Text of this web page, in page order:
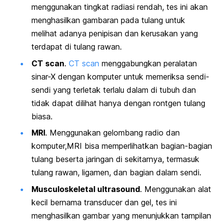
menggunakan tingkat radiasi rendah, tes ini akan
menghasilkan gambaran pada tulang untuk
melihat adanya penipisan dan kerusakan yang
terdapat di tulang rawan.
CT scan. CT scan menggabungkan peralatan
sinar-X dengan komputer untuk memeriksa sendi-
sendi yang terletak terlalu dalam di tubuh dan
tidak dapat dilihat hanya dengan rontgen tulang
biasa.
MRI. Menggunakan gelombang radio dan
komputer,MRI bisa memperlihatkan bagian-bagian
tulang beserta jaringan di sekitarnya, termasuk
tulang rawan, ligamen, dan bagian dalam sendi.
Musculoskeletal ultrasound. Menggunakan alat
kecil bernama transducer dan gel, tes ini
menghasilkan gambar yang menunjukkan tampilan